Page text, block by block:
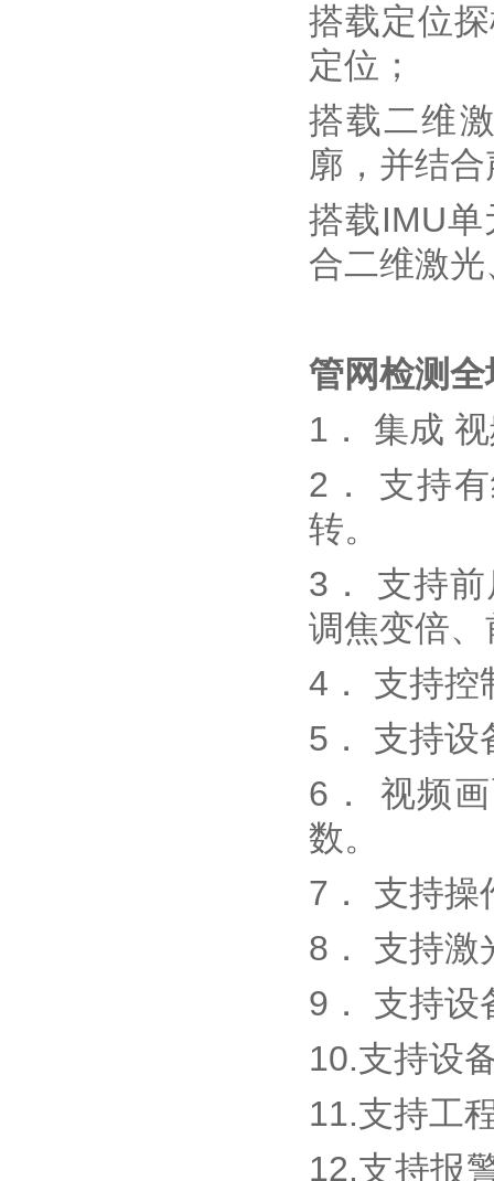
搭载定位
定位；
搭载二维
廓，并结
搭载IMU
合二维激
管网检测
1． 集成
2． 支持
转。
3． 支持
调焦变倍
4． 支持控
5． 支持设
6． 视频
数。
7． 支持操
8． 支持激
9． 支持设
10.支持设
11.支持工
12.支持报